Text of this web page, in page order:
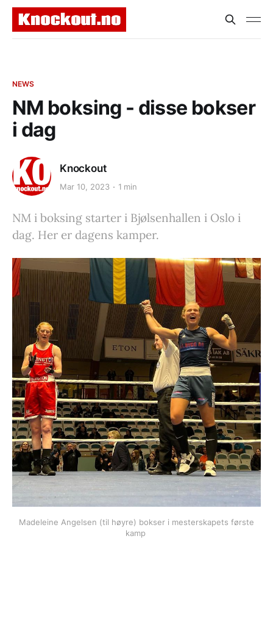
NEWS
NM boksing - disse bokser
i dag
Knockout
Mar 10, 2023 1 min
NM i boksing starter i Bjølsenhallen i Oslo i
dag. Her er dagens kamper.
Madeleine Angelsen (til høyre) bokser i mesterskapets første
kamp